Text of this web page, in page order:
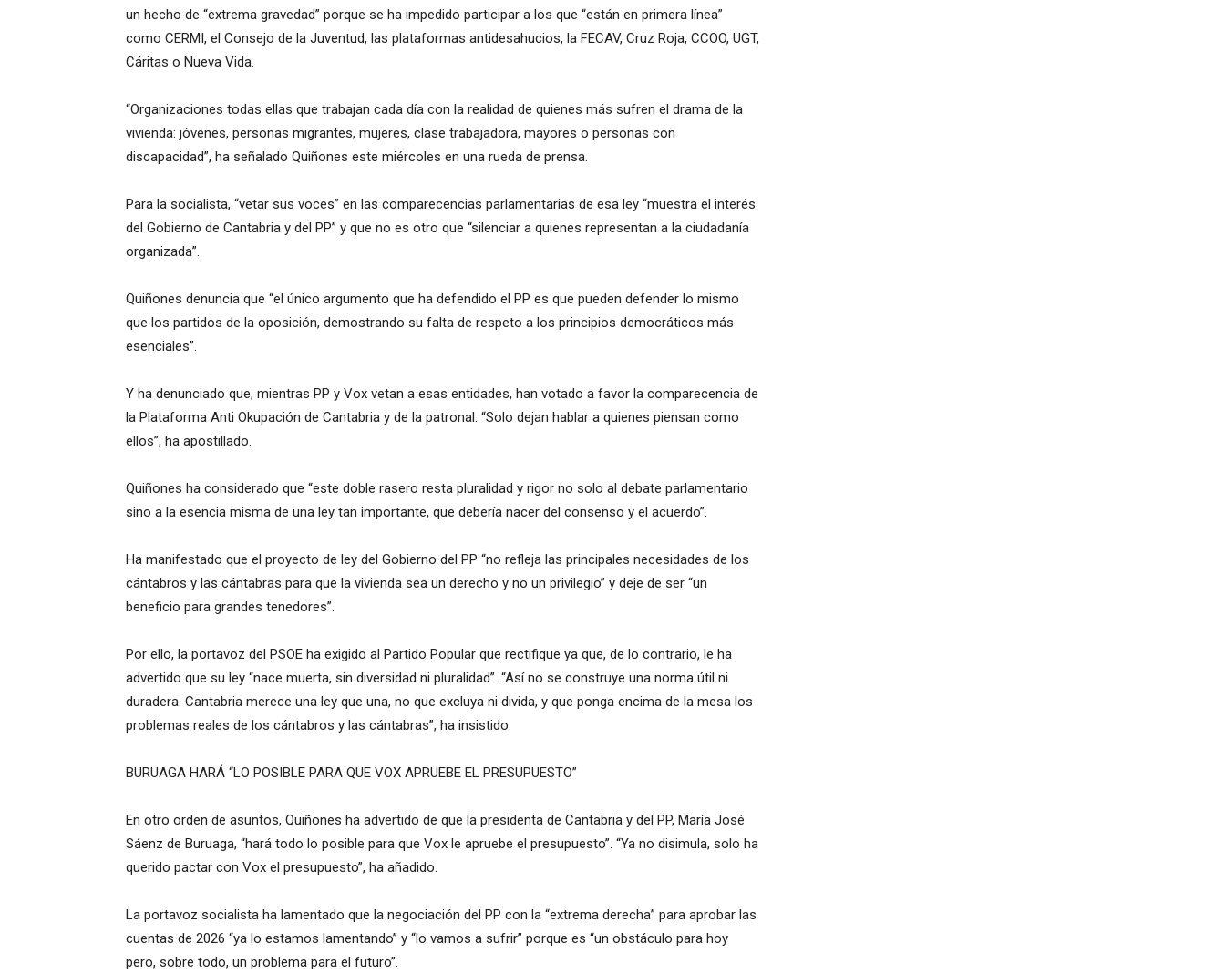
un hecho de “extrema gravedad” porque se ha impedido participar a los que “están en primera línea”
como CERMI, el Consejo de la Juventud, las plataformas antidesahucios, la FECAV, Cruz Roja, CCOO, UGT,
Cáritas o Nueva Vida.
“Organizaciones todas ellas que trabajan cada día con la realidad de quienes más sufren el drama de la
vivienda: jóvenes, personas migrantes, mujeres, clase trabajadora, mayores o personas con
discapacidad”, ha señalado Quiñones este miércoles en una rueda de prensa.
Para la socialista, “vetar sus voces” en las comparecencias parlamentarias de esa ley “muestra el interés
del Gobierno de Cantabria y del PP” y que no es otro que “silenciar a quienes representan a la ciudadanía
organizada”.
Quiñones denuncia que “el único argumento que ha defendido el PP es que pueden defender lo mismo
que los partidos de la oposición, demostrando su falta de respeto a los principios democráticos más
esenciales”.
Y ha denunciado que, mientras PP y Vox vetan a esas entidades, han votado a favor la comparecencia de
la Plataforma Anti Okupación de Cantabria y de la patronal. “Solo dejan hablar a quienes piensan como
ellos”, ha apostillado.
Quiñones ha considerado que “este doble rasero resta pluralidad y rigor no solo al debate parlamentario
sino a la esencia misma de una ley tan importante, que debería nacer del consenso y el acuerdo”.
Ha manifestado que el proyecto de ley del Gobierno del PP “no refleja las principales necesidades de los
cántabros y las cántabras para que la vivienda sea un derecho y no un privilegio” y deje de ser “un
beneficio para grandes tenedores”.
Por ello, la portavoz del PSOE ha exigido al Partido Popular que rectifique ya que, de lo contrario, le ha
advertido que su ley “nace muerta, sin diversidad ni pluralidad”. “Así no se construye una norma útil ni
duradera. Cantabria merece una ley que una, no que excluya ni divida, y que ponga encima de la mesa los
problemas reales de los cántabros y las cántabras”, ha insistido.
BURUAGA HARÁ “LO POSIBLE PARA QUE VOX APRUEBE EL PRESUPUESTO”
En otro orden de asuntos, Quiñones ha advertido de que la presidenta de Cantabria y del PP, María José
Sáenz de Buruaga, “hará todo lo posible para que Vox le apruebe el presupuesto”. “Ya no disimula, solo ha
querido pactar con Vox el presupuesto”, ha añadido.
La portavoz socialista ha lamentado que la negociación del PP con la “extrema derecha” para aprobar las
cuentas de 2026 “ya lo estamos lamentando” y “lo vamos a sufrir” porque es “un obstáculo para hoy
pero, sobre todo, un problema para el futuro”.